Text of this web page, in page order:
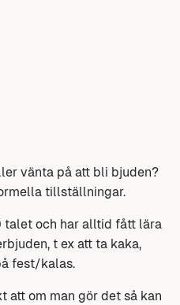
vänta på att bli bjuden?
tillställningar.
talet och har alltid fått lära
t ex att ta kaka,
fest/kalas.
att om man gör det så kan